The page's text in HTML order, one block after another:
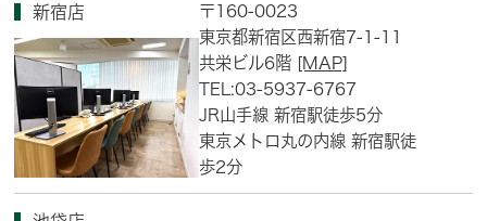
新宿店
〒160-0023
東京都新宿区西新宿7-1-11
共栄ビル6階 [MAP]
TEL:03-5937-6767
JR山手線 新宿駅徒歩5分
東京メトロ丸の内線 新宿駅徒
歩2分